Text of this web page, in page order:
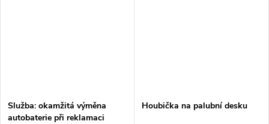
Služba: okamžitá výměna
autobaterie při reklamaci
Houbička na palubní desku